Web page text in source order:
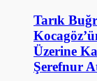
Tarık
Üzerine
Şerefnur